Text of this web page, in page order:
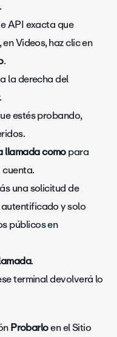
API exacta que
Videos, haz clic en
.
la derecha del
estés probando,
llamada comopara
una solicitud de
y solo
públicos en
.
terminal devolverá lo
Probarloen el Sitio